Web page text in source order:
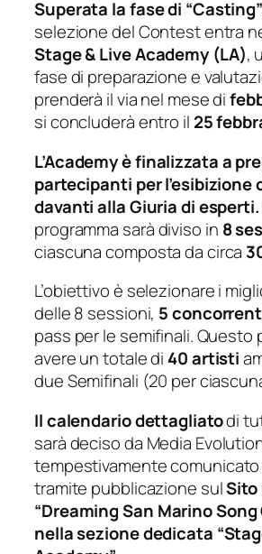
Superata la fase di “Casting”
selezione del Contest entra
Stage & Live Academy (LA),
fase di preparazione e
prenderà il via nel mese di
si concluderà entro il 25
L’Academy è finalizzata a
partecipanti per l’esibizione
davanti alla Giuria di esperti.
programma sarà diviso in 8
ciascuna composta da circa
L’obiettivo è selezionare i
delle 8 sessioni, 5
pass per le semifinali. Questo
avere un totale di 40 artisti
due Semifinali (20 per
Il calendario dettagliatodi
sarà deciso da Media
tempestivamente
tramite pubblicazione sul
“Dreaming San Marino Song
nella sezione dedicata